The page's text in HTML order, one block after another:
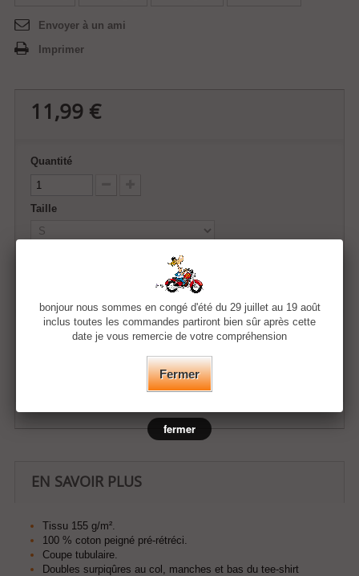
Envoyer à un ami
Imprimer
11,99 €
Quantité
Taille
Ajouter au panier
Ajouter à ma liste d'envies
EN SAVOIR PLUS
Tissu 155 g/m².
100 % coton peigné pré-rétréci.
Coupe tubulaire.
Doubles surpiqûres au col, manches et bas du tee-shirt
bonjour nous sommes en congé d'été du 29 juillet au 19 août
inclus toutes les commandes partiront bien sûr après cette
date je vous remercie de votre compréhension
Fermer
fermer